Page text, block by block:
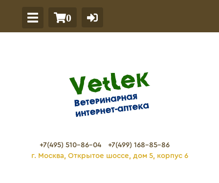
0
+7(495) 510-86-04
+7(499) 168-85-86
г. Москва, Открытое шоссе, дом 5, корпус 6